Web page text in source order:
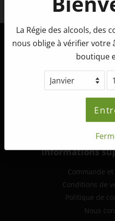
Facebook
Tête d'Allumette
265, route
St-André-de-
Informations
Commande
Conditions de
Politique de
Nous
La Régie des alcools, des
nous oblige à vérifier votre
boutique